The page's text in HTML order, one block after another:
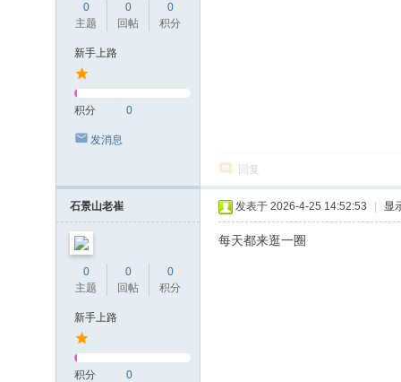
0
主题
0
回帖
0
积分
新手上路
积分 0
发消息
回复
石景山老崔
0
主题
0
回帖
0
积分
新手上路
积分 0
发表于 2026-4-25 14:52:53 显
每天都来逛一圈